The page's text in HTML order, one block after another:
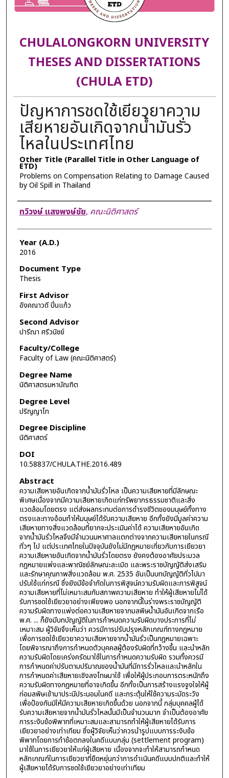
CHULALONGKORN UNIVERSITY
THESES AND DISSERTATIONS
(CHULA ETD)
ปัญหาการชดใช้เยียวยาความ
เสียหายอันเกิดจากน้ำมันรั่ว
ไหลในประเทศไทย
Other Title (Parallel Title in Other Language of
ETD)
Problems on Compensation Relating to Damage Caused
by Oil Spill in Thailand
Author
ทวิวงษ์ แสงพงษ์ชัย, คณะนิติศาสตร์
Year (A.D.)
2016
Document Type
Thesis
First Advisor
อังคณาวดี ปิ่นแก้ว
Second Advisor
ปารีณา ศรีวนิชย์
Faculty/College
Faculty of Law (คณะนิติศาสตร์)
Degree Name
นิติศาสตรมหาบัณฑิต
Degree Level
ปริญญาโท
Degree Discipline
นิติศาสตร์
DOI
10.58837/CHULA.THE.2016.489
Abstract
ความเสียหายอันเกิดจากน้ำมันรั่วไหล เป็นความเสียหายที่มีลักษณะ
พิเศษเนื่องจากมีความเสียหายเกิดแก่ทรัพยากรธรรมชาติและสิ่ง
แวดล้อมโดยตรง แต่ส่งผลกระทบต่อการดำรงชีวิตของมนุษย์ทั้งทาง
ตรงและทางอ้อมทำให้มนุษย์ได้รับความเสียหาย อีกทั้งยังมีมูลค่าความ
เสียหายทางสิ่งแวดล้อมที่ยากจะประเมินค่าได้ ความเสียหายอันเกิด
จากน้ำมันรั่วไหลจึงมีจำนวนมหาศาลแตกต่างจากความเสียหายในกรณี
ทั่วๆ ไป แต่ประเทศไทยในปัจจุบันยังไม่มีกฎหมายเกี่ยวกับการเยียวยา
ความเสียหายอันเกิดจากน้ำมันรั่วโดยตรง ยังคงต้องอาศัยประมวล
กฎหมายแพ่งและพาณิชย์ลักษณะละเมิด และพระราชบัญญัติส่งเสริม
และรักษาคุณภาพสิ่งแวดล้อม พ.ศ. 2535 อันเป็นบทบัญญัติทั่วไปมา
ปรับใช้แก่กรณี ซึ่งยังมีข้อจำกัดในการพิสูจน์ความรับผิดและการพิสูจน์
ความเสียหายที่ไม่เหมาะสมกับสภาพความเสียหาย ทำให้ผู้เสียหายไม่ได้
รับการชดใช้เยียวยาอย่างเพียงพอ นอกจากนี้ในร่างพระราชบัญญัติ
ความรับผิดทางแพ่งต่อความเสียหายจากมลพิษน้ำมันอันเกิดจากเรือ
พ.ศ. ... ก็ยังมีบทบัญญัติในการกำหนดความรับผิดบางประการที่ไม่
เหมาะสม ผู้วิจัยจึงเห็นว่า ควรมีการปรับปรุงหลักเกณฑ์ทางกฎหมาย
เพื่อการชดใช้เยียวยาความเสียหายจากน้ำมันรั่วเป็นกฎหมายเฉพาะ
โดยพิจารณาถึงการกำหนดตัวบุคคลผู้ต้องรับผิดที่กว้างขึ้น และนำหลัก
ความรับผิดโดยเคร่งครัดมาใช้ในการกำหนดความรับผิด รวมทั้งควรมี
การกำหนดค่าปรับตามปริมาณของน้ำมันที่มีการรั่วไหลและนำหลักใน
การกำหนดค่าเสียหายเชิงลงโทษมาใช้ เพื่อให้ผู้ประกอบการตระหนักถึง
ความรับผิดทางกฎหมายที่อาจเกิดขึ้น อีกทั้งเป็นการสร้างแรงจูงใจให้ผู้
ก่อมลพิษเข้ามาประนีประนอมในคดี และกระตุ้นให้ใช้ความระมัดระวัง
เพื่อป้องกันมิให้มีความเสียหายเกิดขึ้นด้วย นอกจากนี้ กลุ่มบุคคลผู้ได้
รับความเสียหายจากน้ำมันรั่วไหลนั้นมีเป็นจำนวนมาก จำเป็นต้องอาศัย
การระงับข้อพิพาทที่เหมาะสมและสามารถทำให้ผู้เสียหายได้รับการ
เยียวยาอย่างเท่าเทียม ซึ่งผู้วิจัยเห็นว่าควรนำรูปแบบการระงับข้อ
พิพาทโดยการทำข้อตกลงในคดีแบบกลุ่ม (settlement program)
มาใช้ในการเยียวยาให้แก่ผู้เสียหาย เนื่องจากจะทำให้สามารถกำหนด
หลักเกณฑ์ในการเยียวยาที่ยืดหยุ่นกว่าการดำเนินคดีแบบปกติและทำให้
ผู้เสียหายได้รับการชดใช้เยียวยาอย่างเท่าเทียม